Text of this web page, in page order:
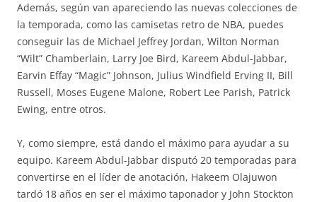
Además, según van apareciendo las nuevas colecciones de
la temporada, como las camisetas retro de NBA, puedes
conseguir las de Michael Jeffrey Jordan, Wilton Norman
“Wilt” Chamberlain, Larry Joe Bird, Kareem Abdul-Jabbar,
Earvin Effay “Magic” Johnson, Julius Windfield Erving II, Bill
Russell, Moses Eugene Malone, Robert Lee Parish, Patrick
Ewing, entre otros.
Y, como siempre, está dando el máximo para ayudar a su
equipo. Kareem Abdul-Jabbar disputó 20 temporadas para
convertirse en el líder de anotación, Hakeem Olajuwon
tardó 18 años en ser el máximo taponador y John Stockton